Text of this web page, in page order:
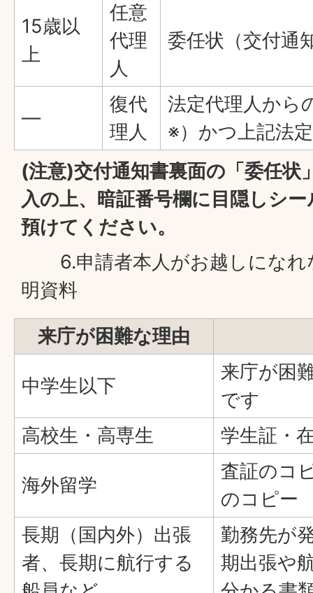
15歳以
上
任意
代理
人
委任状（交付通
―
復代
理人
法定代理人から
※）かつ上記法
(注意)交付通知書裏面の「委任状
入の上、暗証番号欄に目隠しシ
預けてください。
6.申請者本人がお越しになれ
明資料
来庁が困難な理由
中学生以下
来庁が困
です
高校生・高専生
学生証・
海外留学
査証のコ
のコピー
長期（国内外）出張
者、長期に航行する
勤務先が
期出張や